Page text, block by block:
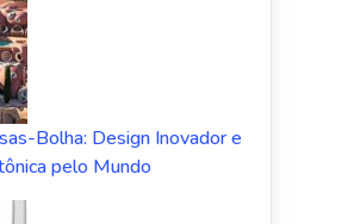
Bolha: Design Inovador e
pelo Mundo